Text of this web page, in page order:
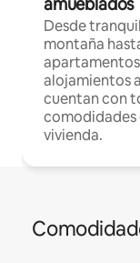
Desde
montaña
alojamientos
cuentan con
comodidades
vivienda.